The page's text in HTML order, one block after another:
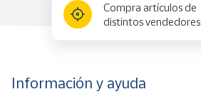
Compra artículos de
distintos vendedores
Información y ayuda